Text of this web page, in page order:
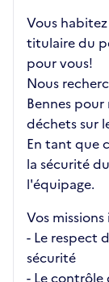
Vous
titulaire du
pour vous!
Nous
Bennes
déchets sur
En tant que
la sécurité
l'équipage.
Vos
- Le respect
sécurité
- Le